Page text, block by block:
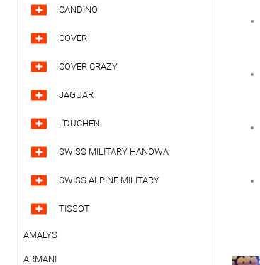
CANDINO
COVER
COVER CRAZY
JAGUAR
L'DUCHEN
SWISS MILITARY HANOWA
SWISS ALPINE MILITARY
TISSOT
AMALYS
ARMANI